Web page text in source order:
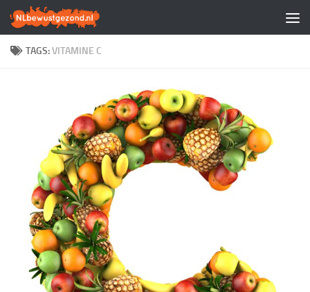
Doorgaan naar inhoud
TAGS:VITAMINE C